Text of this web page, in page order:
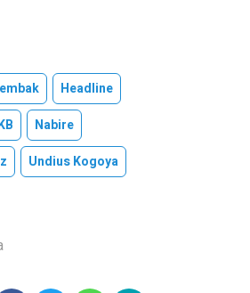
Headline
Nabire
Undius Kogoya